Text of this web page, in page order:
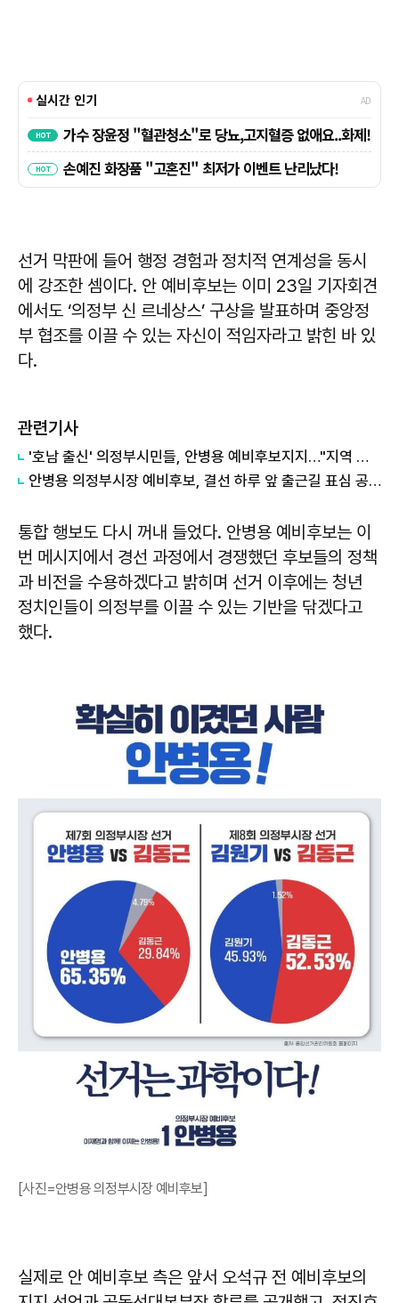
선거 막판에 들어 행정 경험과 정치적 연계성을 동시
에 강조한 셈이다. 안 예비후보는 이미 23일 기자회견
에서도 ‘의정부 신 르네상스’ 구상을 발표하며 중앙정
부 협조를 이끌 수 있는 자신이 적임자라고 밝힌 바 있
다.
관련기사
'호남 출신' 의정부시민들, 안병용 예비후보지지…"지역 아닌 의정부 살릴 선택"
안병용 의정부시장 예비후보, 결선 하루 앞 출근길 표심 공략…'신뢰·성과' 강조
통합 행보도 다시 꺼내 들었다. 안병용 예비후보는 이
번 메시지에서 경선 과정에서 경쟁했던 후보들의 정책
과 비전을 수용하겠다고 밝히며 선거 이후에는 청년
정치인들이 의정부를 이끌 수 있는 기반을 닦겠다고
했다.
[사진=안병용 의정부시장 예비후보]
실제로 안 예비후보 측은 앞서 오석규 전 예비후보의